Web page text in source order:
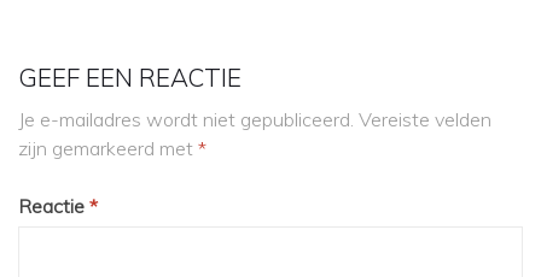
GEEF EEN REACTIE
Je e-mailadres wordt niet gepubliceerd. Vereiste velden
zijn gemarkeerd met *
Reactie *